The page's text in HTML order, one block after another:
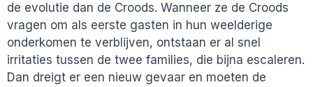
de evolutie dan de Croods. Wanneer ze de Croods
vragen om als eerste gasten in hun weelderige
onderkomen te verblijven, ontstaan er al snel
irritaties tussen de twee families, die bijna escaleren.
Dan dreigt er een nieuw gevaar en moeten de